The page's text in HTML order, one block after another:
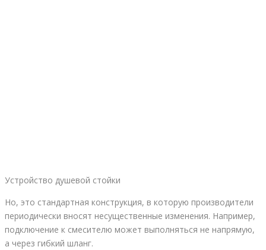
Устройство душевой стойки
Но, это стандартная конструкция, в которую производители
периодически вносят несущественные изменения. Например,
подключение к смесителю может выполняться не напрямую,
а через гибкий шланг.